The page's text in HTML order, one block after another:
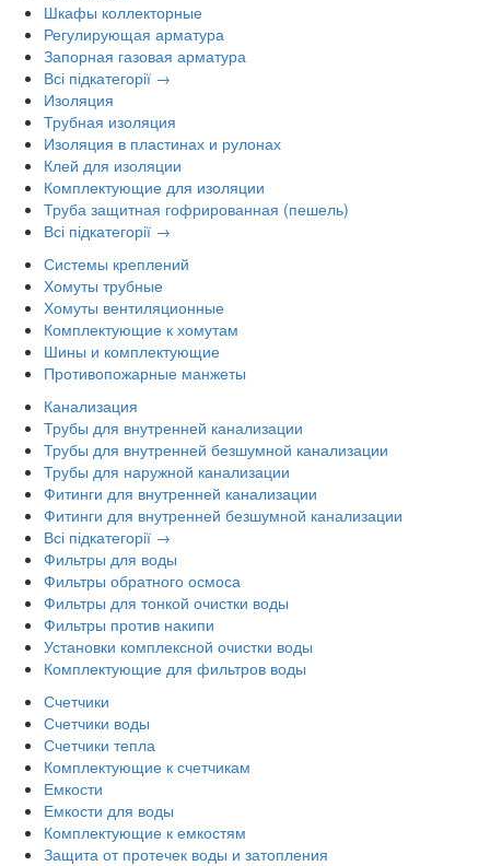
Шкафы коллекторные
Регулирующая арматура
Запорная газовая арматура
Всі підкатегорії →
Изоляция
Трубная изоляция
Изоляция в пластинах и рулонах
Клей для изоляции
Комплектующие для изоляции
Труба защитная гофрированная (пешель)
Всі підкатегорії →
Системы креплений
Хомуты трубные
Хомуты вентиляционные
Комплектующие к хомутам
Шины и комплектующие
Противопожарные манжеты
Канализация
Трубы для внутренней канализации
Трубы для внутренней безшумной канализации
Трубы для наружной канализации
Фитинги для внутренней канализации
Фитинги для внутренней безшумной канализации
Всі підкатегорії →
Фильтры для воды
Фильтры обратного осмоса
Фильтры для тонкой очистки воды
Фильтры против накипи
Установки комплексной очистки воды
Комплектующие для фильтров воды
Счетчики
Счетчики воды
Счетчики тепла
Комплектующие к счетчикам
Емкости
Емкости для воды
Комплектующие к емкостям
Защита от протечек воды и затопления